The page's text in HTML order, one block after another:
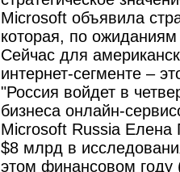
Microsoft объявила
которая, по
Сейчас для
интернет-сегменте –
"Россия войдет в
бизнеса онлайн-
Microsoft Russia Елена
$8 млрд в
этом финансовом